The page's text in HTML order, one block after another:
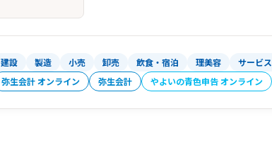
建設 製造 小売 卸売 飲食・宿泊 理美容 サービス
弥生会計 オンライン 弥生会計 やよいの青色申告 オンライン